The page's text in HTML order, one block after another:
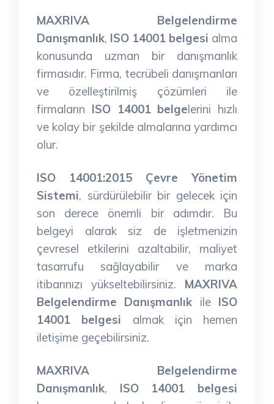
MAXRIVA Belgelendirme
Danışmanlık, ISO 14001 belgesi alma
konusunda uzman bir danışmanlık
firmasıdır. Firma, tecrübeli danışmanları
ve özelleştirilmiş çözümleri ile
firmaların ISO 14001 belgelerini hızlı
ve kolay bir şekilde almalarına yardımcı
olur.
ISO 14001:2015 Çevre Yönetim
Sistemi, sürdürülebilir bir gelecek için
son derece önemli bir adımdır. Bu
belgeyi alarak siz de işletmenizin
çevresel etkilerini azaltabilir, maliyet
tasarrufu sağlayabilir ve marka
itibarınızı yükseltebilirsiniz. MAXRIVA
Belgelendirme Danışmanlık ile ISO
14001 belgesi almak için hemen
iletişime geçebilirsiniz.
MAXRIVA Belgelendirme
Danışmanlık, ISO 14001 belgesi